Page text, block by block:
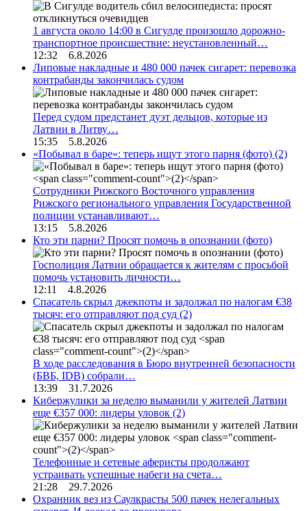
1 августа около 14:00 в Сигулде произошло дорожно-
транспортное происшествие: неустановленный…
12:32 6.8.2026
Липовые накладные и 480 000 пачек сигарет: перевозка
контрабанды закончилась судом
Перед судом предстанет дуэт дельцов, которые из
Латвии в Литву…
15:35 5.8.2026
«Побывал в баре»: теперь ищут этого парня (фото) (2)
Сотрудники Рижского Восточного управления
Рижского регионального управления Государственной
полиции устанавливают…
13:15 5.8.2026
Кто эти парни? Просят помочь в опознании (фото)
Госполиция Латвии обращается к жителям с просьбой
помочь установить личности…
12:11 4.8.2026
Спасатель скрыл джекпоты и задолжал по налогам €38
тысяч: его отправляют под суд (2)
В ходе расследования в Бюро внутренней безопасности
(БВБ, IDB) собрали…
13:39 31.7.2026
Кибержулики за неделю выманили у жителей Латвии
еще €357 000: лидеры уловок (2)
Телефонные и сетевые аферисты продолжают
устраивать успешные набеги на счета…
21:28 29.7.2026
Охранник вез из Саулкрасты 500 пачек нелегальных